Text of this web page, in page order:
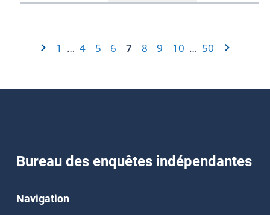
1 … 4 5 6 7 8 9 10 … 50
Bureau des enquêtes indépendantes
Navigation